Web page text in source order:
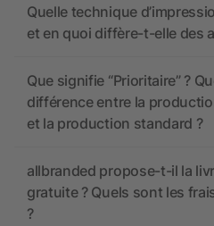
Quelle technique
et en quoi diffère-t-elle des
Que signifie “Prioritaire” ?
différence entre la
et la production standard ?
allbranded propose-t-il la
gratuite ? Quels sont les
?